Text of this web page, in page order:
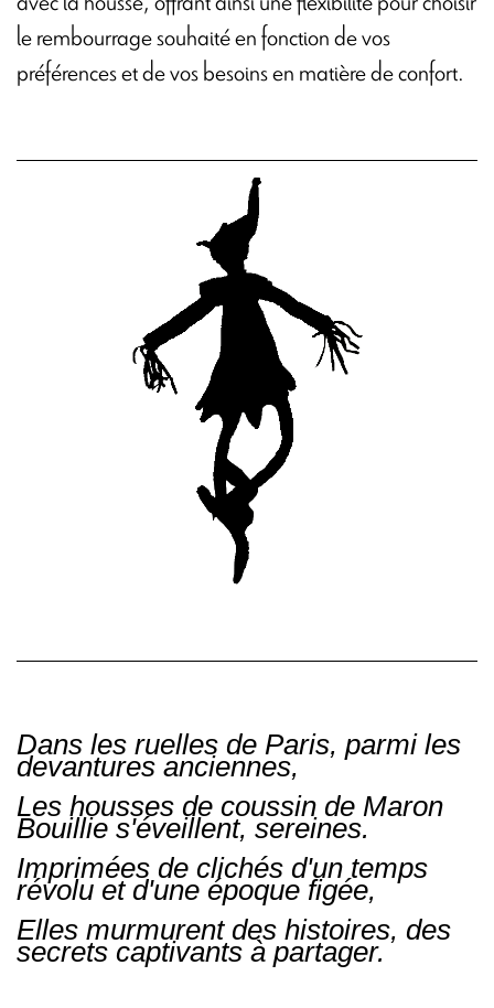
le rembourrage souhaité en fonction de vos
préférences et de vos besoins en matière de confort.
Dans les ruelles de Paris, parmi les
devantures anciennes,
Les housses de coussin de Maron
Bouillie s'éveillent, sereines.
Imprimées de clichés d'un temps
révolu et d'une époque figée,
Elles murmurent des histoires, des
secrets captivants à partager.